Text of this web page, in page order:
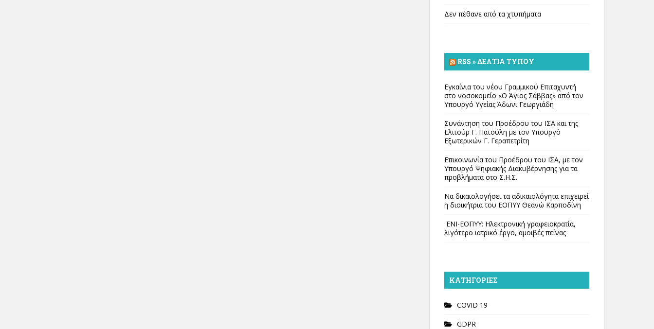
Δεν πέθανε από τα χτυπήματα
RSS » ΔΕΛΤΊΑ ΤΎΠΟΥ
Εγκαίνια του νέου Γραμμικού Επιταχυντή
στο νοσοκομείο «Ο Άγιος Σάββας» από τον
Υπουργό Υγείας Άδωνι Γεωργιάδη
Συνάντηση του Προέδρου του ΙΣΑ και της
Ελιτούρ Γ. Πατούλη με τον Υπουργό
Εξωτερικών Γ. Γεραπετρίτη
Επικοινωνία του Προέδρου του ΙΣΑ, με τον
Υπουργό Ψηφιακής Διακυβέρνησης για τα
προβλήματα στο Σ.Η.Σ.
Να δικαιολογήσει τα αδικαιολόγητα επιχειρεί
η διοικήτρια του ΕΟΠΥΥ Θεανώ Καρποδίνη
ΕΝΙ-ΕΟΠΥΥ: Ηλεκτρονική γραφειοκρατία,
λιγότερο ιατρικό έργο, αμοιβές πείνας
KΑΤΗΓΟΡΊΕΣ
COVID 19
GDPR